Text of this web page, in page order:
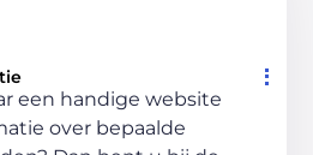
een handige website
over bepaalde